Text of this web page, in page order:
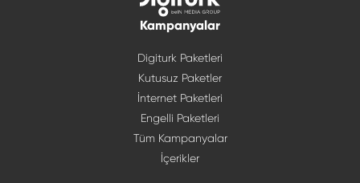
Kampanyalar
Digiturk Paketleri
Kutusuz Paketler
İnternet Paketleri
Engelli Paketleri
Tüm Kampanyalar
İçerikler